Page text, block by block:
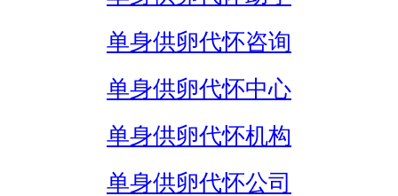
单身供卵代怀咨询
单身供卵代怀中心
单身供卵代怀机构
单身供卵代怀公司